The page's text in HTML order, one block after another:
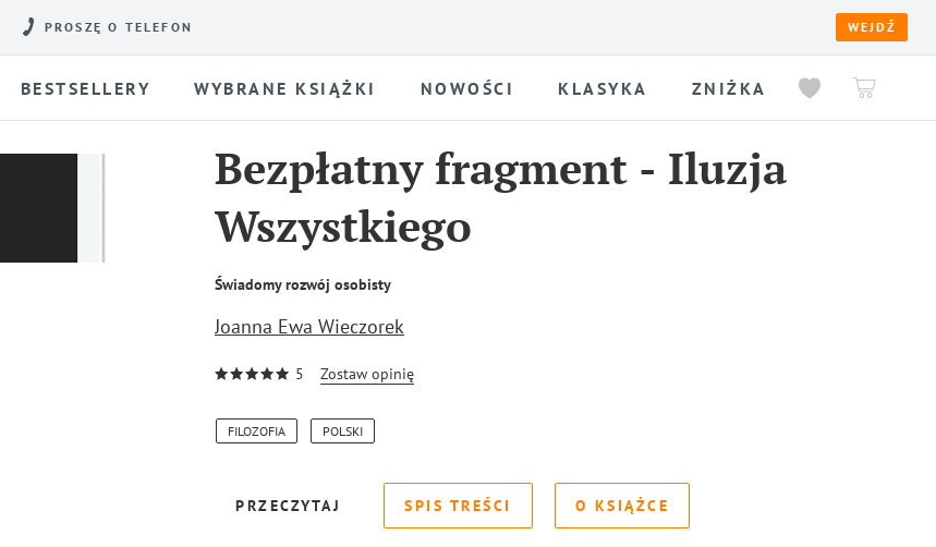
PROSZĘ O TELEFON WEJDŹ
BESTSELLERY WYBRANE KSIĄŻKI NOWOŚCI KLASYKA ZNIŻKA
Bezpłatny fragment - Iluzja
Wszystkiego
Świadomy rozwój osobisty
Joanna Ewa Wieczorek
5 Zostaw opinię
FILOZOFIA POLSKI
PRZECZYTAJ SPIS TREŚCI O KSIĄŻCE